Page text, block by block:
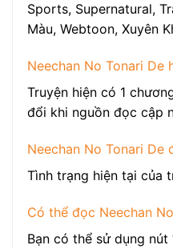
Sports, Supernatural,
Màu, Webtoon, Xuyên
Neechan No Tonari De
Truyện hiện có 1
đổi khi nguồn đọc cập
Neechan No Tonari De
Tình trạng hiện tại của
Có thể đọc Neechan
Bạn có thể sử dụng